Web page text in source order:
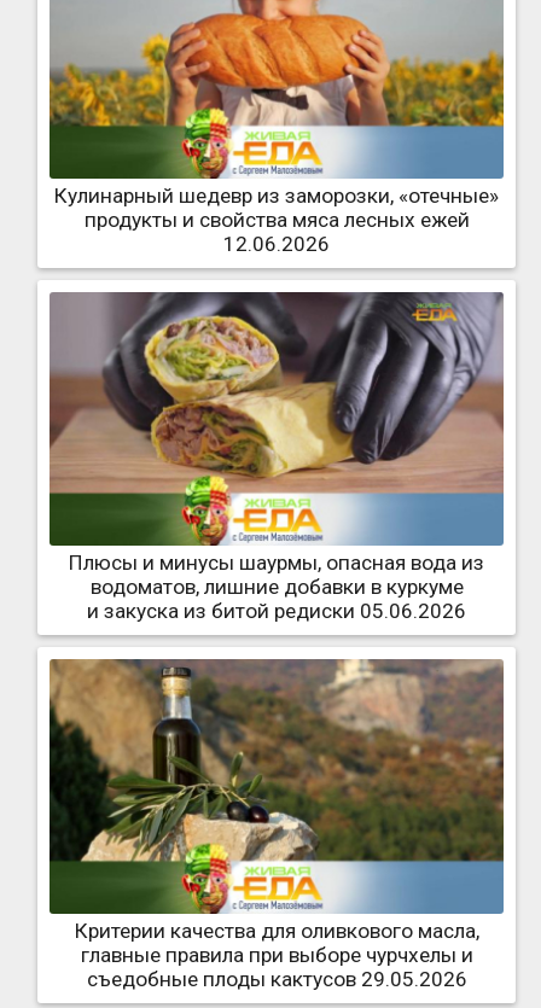
Кулинарный шедевр из заморозки, «отечные»
продукты и свойства мяса лесных ежей
12.06.2026
Плюсы и минусы шаурмы, опасная вода из
водоматов, лишние добавки в куркуме
и закуска из битой редиски 05.06.2026
Критерии качества для оливкового масла,
главные правила при выборе чурчхелы и
съедобные плоды кактусов 29.05.2026